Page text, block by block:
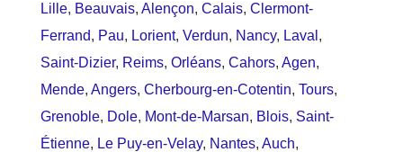
Lille, Beauvais, Alençon, Calais, Clermont-
Ferrand, Pau, Lorient, Verdun, Nancy, Laval,
Saint-Dizier, Reims, Orléans, Cahors, Agen,
Mende, Angers, Cherbourg-en-Cotentin, Tours,
Grenoble, Dole, Mont-de-Marsan, Blois, Saint-
Étienne, Le Puy-en-Velay, Nantes, Auch,